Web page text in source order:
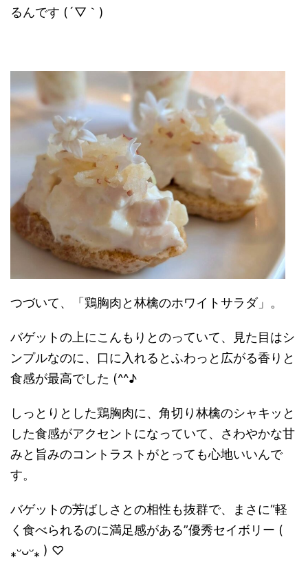
るんです (´▽｀)
つづいて、「鶏胸肉と林檎のホワイトサラダ」。
バゲットの上にこんもりとのっていて、見た目はシ
ンプルなのに、口に入れるとふわっと広がる香りと
食感が最高でした (^^♪
しっとりとした鶏胸肉に、角切り林檎のシャキッと
した食感がアクセントになっていて、さわやかな甘
みと旨みのコントラストがとっても心地いいんで
す。
バゲットの芳ばしさとの相性も抜群で、まさに“軽
く食べられるのに満足感がある”優秀セイボリー (
⁎ᵕᴗᵕ⁎ ) ♡